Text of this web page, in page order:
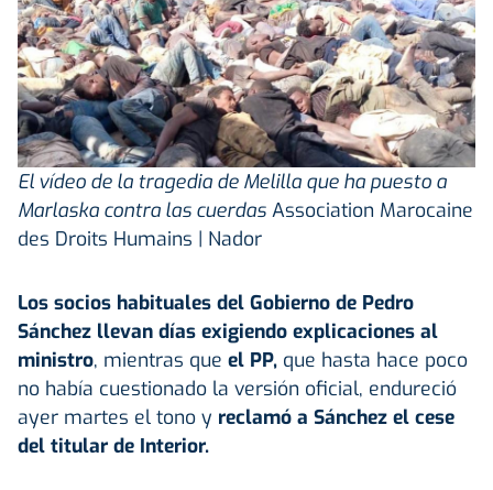
El vídeo de la tragedia de Melilla que ha puesto a
Marlaska contra las cuerdas Association Marocaine
des Droits Humains | Nador
Los socios habituales del Gobierno de Pedro
Sánchez llevan días exigiendo explicaciones al
ministro, mientras que el PP, que hasta hace poco
no había cuestionado la versión oficial, endureció
ayer martes el tono y reclamó a Sánchez el cese
del titular de Interior.